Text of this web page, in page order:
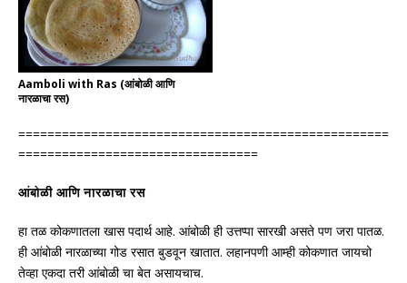
Aamboli with Ras (आंबोळी आणि
नारळाचा रस)
===================================================
=================================
आंबोळी आणि नारळाचा रस
हा तळ कोकणातला खास पदार्थ आहे. आंबोळी ही उत्तप्पा सारखी असते पण जरा पातळ.
ही आंबोळी नारळाच्या गोड रसात बुडवून खातात. लहानपणी आम्ही कोकणात जायचो
तेव्हा एकदा तरी आंबोळी चा बेत असायचाच.